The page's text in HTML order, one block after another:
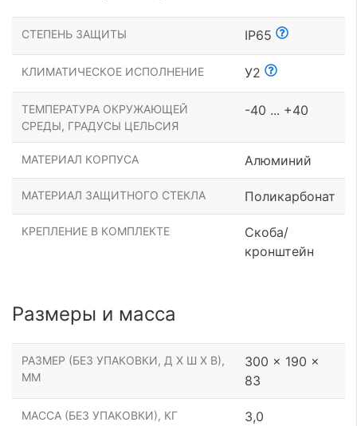
СТЕПЕНЬ ЗАЩИТЫ IP65
КЛИМАТИЧЕСКОЕ ИСПОЛНЕНИЕ У2
ТЕМПЕРАТУРА ОКРУЖАЮЩЕЙ
СРЕДЫ, ГРАДУСЫ ЦЕЛЬСИЯ
-40 ... +40
МАТЕРИАЛ КОРПУСА Алюминий
МАТЕРИАЛ ЗАЩИТНОГО СТЕКЛА Поликарбонат
КРЕПЛЕНИЕ В КОМПЛЕКТЕ
Скоба/
кронштейн
Размеры и масса
РАЗМЕР (БЕЗ УПАКОВКИ, Д Х Ш Х В),
ММ
300 x 190 x
83
МАССА (БЕЗ УПАКОВКИ), КГ 3,0